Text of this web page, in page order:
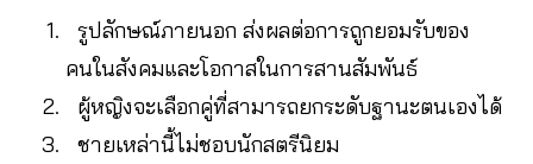
รูปลักษณ์ภายนอก ส่งผลต่อการถูกยอมรับของ
คนในสังคมและโอกาสในการสานสัมพันธ์
ผู้หญิงจะเลือกคู่ที่สามารถยกระดับฐานะตนเองได้
ชายเหล่านี้ไม่ชอบนักสตรีนิยม